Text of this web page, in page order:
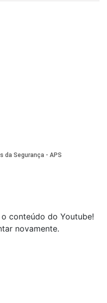
conteúdo do Youtube!
novamente.